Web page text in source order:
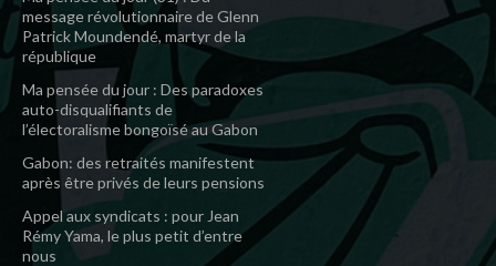
message révolutionnaire de Glenn
Patrick Moundendé, martyr de la
république
Ma pensée du jour : Des paradoxes
auto-disqualifiants de
l’électoralisme bongoïsé au Gabon
Gabon: des retraités manifestent
après être privés de leurs pensions
Appel aux syndicats : pour Jean
Rémy Yama, le plus petit d’entre
nous